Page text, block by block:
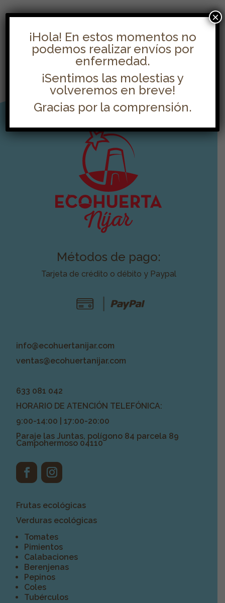
Métodos de pago:
Tarjeta de crédito o débito y Paypal
info@ecohuertanijar.com
ventas@ecohuertanijar.com
633 081 042
HORARIO DE ATENCIÓN TELEFÓNICA:
9:00-14:00 | 17:00-20:00
Paraje las Juntas, polígono 84 parcela 89
Campohermoso 04110
Frutas ecológicas
Verduras ecológicas
Tomates
Pimientos
Calabaciones
Berenjenas
Pepinos
Coles
Tubérculos
¡Hola! En estos momentos no
podemos realizar envíos por
enfermedad.
¡Sentimos las molestias y
volveremos en breve!
Gracias por la comprensión.
×